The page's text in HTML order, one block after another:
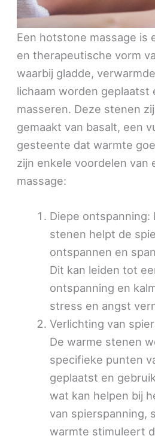
Een hotstone massage is
en therapeutische vorm
waarbij gladde,
lichaam worden geplaatst
masseren. Deze stenen
gemaakt van basalt, een
gesteente dat warmte
zijn enkele voordelen van
massage:
Diepe ontspanning:
stenen helpt de
ontspannen en
Dit kan leiden tot
ontspanning en
stress en angst
Verlichting van
De warme stenen
specifieke punten
geplaatst en
wat kan helpen bij
van spierspanning,
warmte stimuleert